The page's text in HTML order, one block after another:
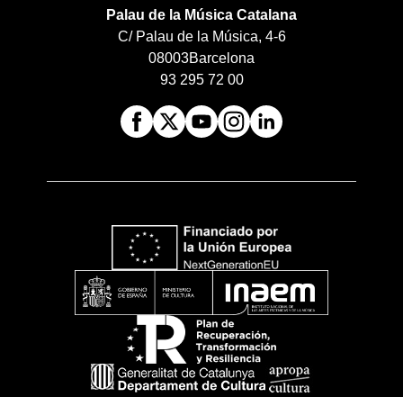
Palau de la Música Catalana
C/ Palau de la Música, 4-6
08003Barcelona
93 295 72 00